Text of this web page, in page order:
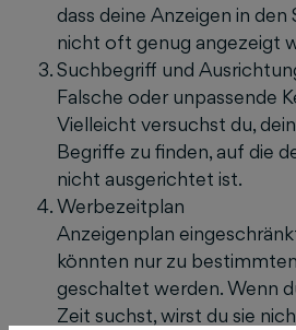
dass deine Anzeigen in den
nicht oft genug angezeigt
Suchbegriff und
Falsche oder unpassende
Vielleicht versuchst du,
Begriffe zu finden, auf die
nicht ausgerichtet ist.
Werbezeitplan
Anzeigenplan
könnten nur zu
geschaltet werden. Wenn
Zeit suchst, wirst du sie